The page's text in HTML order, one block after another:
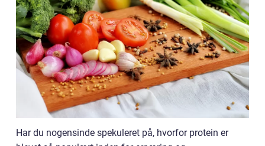
Har du nogensinde spekuleret på, hvorfor protein er